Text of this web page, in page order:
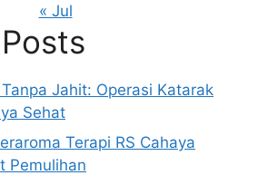
« Jul
Jahit: Operasi Katarak
Sehat
Terapi RS Cahaya
Pemulihan